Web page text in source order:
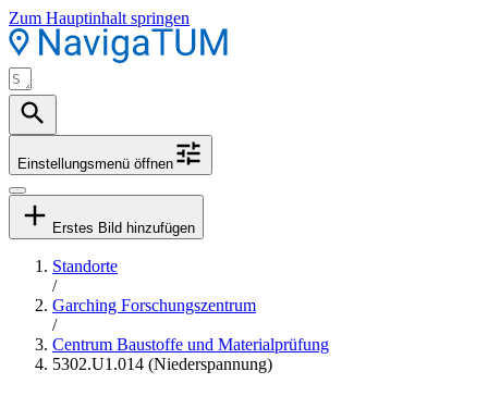
Zum Hauptinhalt springen
Einstellungsmenü öffnen
Erstes Bild hinzufügen
Standorte
/
Garching Forschungszentrum
/
Centrum Baustoffe und Materialprüfung
5302.U1.014 (Niederspannung)